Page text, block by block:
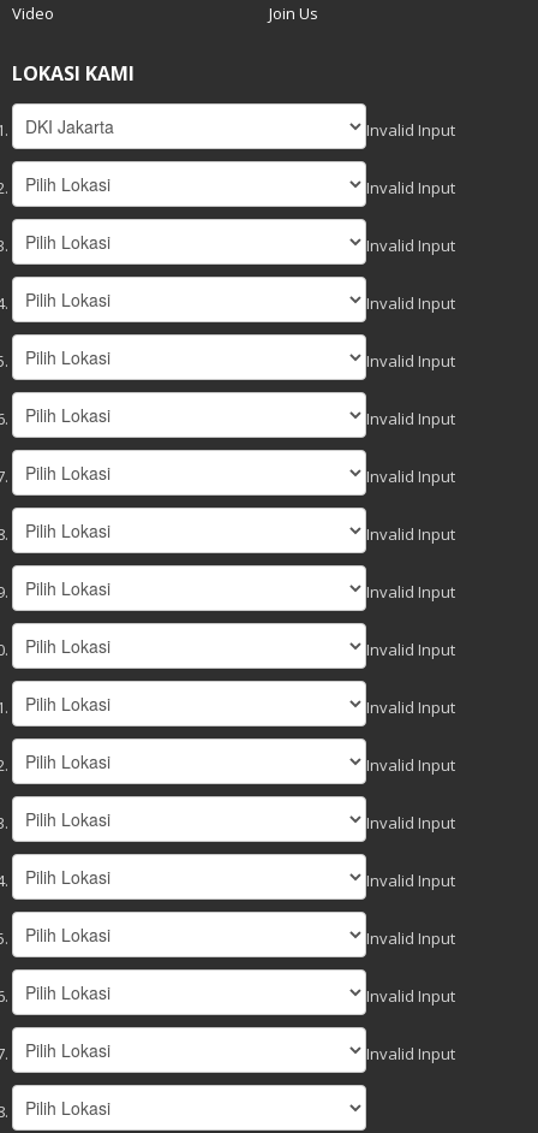
Video
Join Us
LOKASI KAMI
Invalid Input
Invalid Input
Invalid Input
Invalid Input
Invalid Input
Invalid Input
Invalid Input
Invalid Input
Invalid Input
Invalid Input
Invalid Input
Invalid Input
Invalid Input
Invalid Input
Invalid Input
Invalid Input
Invalid Input